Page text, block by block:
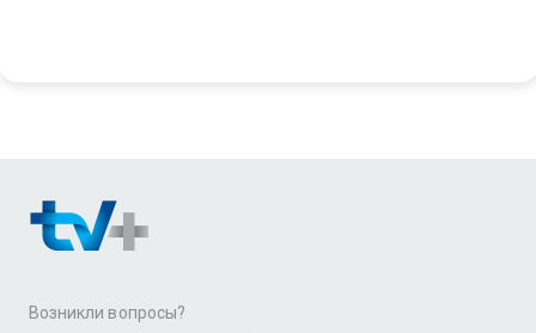
Возникли вопросы?